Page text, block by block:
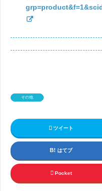
その他
ツイート
はてブ
Pocket